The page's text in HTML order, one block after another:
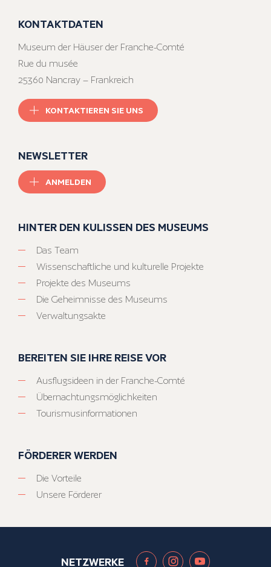
KONTAKTDATEN
Museum der Häuser der Franche-Comté
Rue du musée
25360 Nancray – Frankreich
KONTAKTIEREN SIE UNS
NEWSLETTER
ANMELDEN
HINTER DEN KULISSEN DES MUSEUMS
Das Team
Wissenschaftliche und kulturelle Projekte
Projekte des Museums
Die Geheimnisse des Museums
Verwaltungsakte
BEREITEN SIE IHRE REISE VOR
Ausflugsideen in der Franche-Comté
Übernachtungsmöglichkeiten
Tourismusinformationen
FÖRDERER WERDEN
Die Vorteile
Unsere Förderer
NETZWERKE